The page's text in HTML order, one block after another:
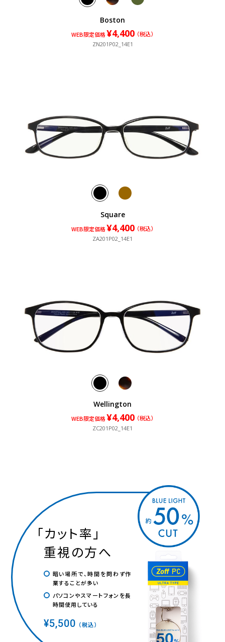
Boston
WEB限定価格¥4,400 （税込）
ZN201P02_14E1
¥4,400 （税込）
¥4,400 （税込）
Square
WEB限定価格¥4,400 （税込）
ZA201P02_14E1
¥4,400 （税込）
Wellington
WEB限定価格¥4,400 （税込）
ZC201P02_14E1
¥4,400 （税込）
「カット率 」
重視の方へ
暗い場所で、時間を問わず作
業することが多い
パソコンやスマートフォンを長
時間使用している
¥5,500 （税込）